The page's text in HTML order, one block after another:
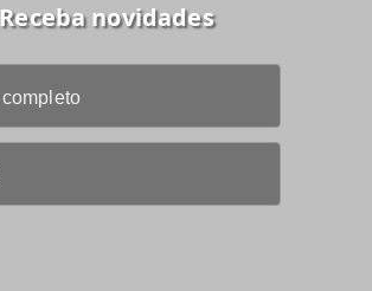
Receba novidades